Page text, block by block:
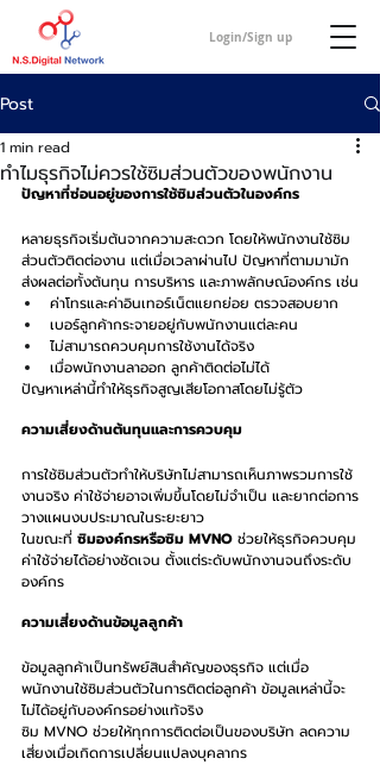
Login/Sign up
Post
ทำไมธุรกิจไม่ควรใช้ซิมส่วนตัวของพนักงาน
1 min read
ปัญหาที่ซ่อนอยู่ของการใช้ซิมส่วนตัวในองค์กร
หลายธุรกิจเริ่มต้นจากความสะดวก โดยให้พนักงานใช้ซิม
ส่วนตัวติดต่องาน แต่เมื่อเวลาผ่านไป ปัญหาที่ตามมามัก
ส่งผลต่อทั้งต้นทุน การบริหาร และภาพลักษณ์องค์กร เช่น
ค่าโทรและค่าอินเทอร์เน็ตแยกย่อย ตรวจสอบยาก
เบอร์ลูกค้ากระจายอยู่กับพนักงานแต่ละคน
ไม่สามารถควบคุมการใช้งานได้จริง
เมื่อพนักงานลาออก ลูกค้าติดต่อไม่ได้
ปัญหาเหล่านี้ทำให้ธุรกิจสูญเสียโอกาสโดยไม่รู้ตัว
ความเสี่ยงด้านต้นทุนและการควบคุม
การใช้ซิมส่วนตัวทำให้บริษัทไม่สามารถเห็นภาพรวมการใช้
งานจริง ค่าใช้จ่ายอาจเพิ่มขึ้นโดยไม่จำเป็น และยากต่อการ
วางแผนงบประมาณในระยะยาว
ในขณะที่ ซิมองค์กรหรือซิม MVNO ช่วยให้ธุรกิจควบคุม
ค่าใช้จ่ายได้อย่างชัดเจน ตั้งแต่ระดับพนักงานจนถึงระดับ
องค์กร
ความเสี่ยงด้านข้อมูลลูกค้า
ข้อมูลลูกค้าเป็นทรัพย์สินสำคัญของธุรกิจ แต่เมื่อ
พนักงานใช้ซิมส่วนตัวในการติดต่อลูกค้า ข้อมูลเหล่านี้จะ
ไม่ได้อยู่กับองค์กรอย่างแท้จริง
ซิม MVNO ช่วยให้ทุกการติดต่อเป็นของบริษัท ลดความ
เสี่ยงเมื่อเกิดการเปลี่ยนแปลงบุคลากร